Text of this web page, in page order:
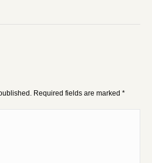
Required fields are marked *